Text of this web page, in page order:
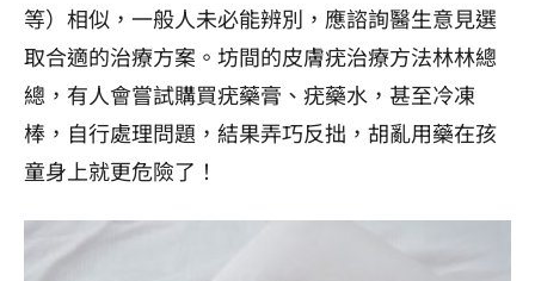
等）相似，一般人未必能辨別，應諮詢醫生意見選
取合適的治療方案。坊間的皮膚疣治療方法林林總
總，有人會嘗試購買疣藥膏、疣藥水，甚至冷凍
棒，自行處理問題，結果弄巧反拙，胡亂用藥在孩
童身上就更危險了！